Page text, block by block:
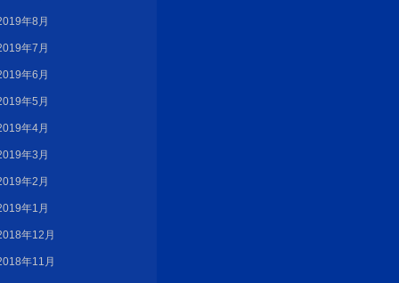
年8月
年7月
年6月
年5月
年4月
年3月
年2月
年1月
年12月
年11月